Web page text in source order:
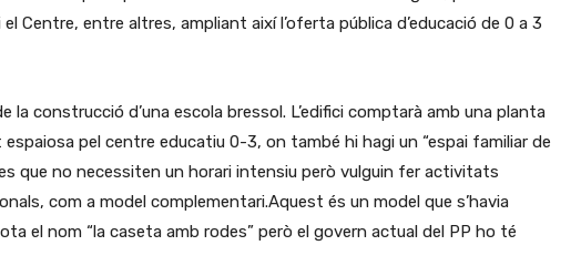
Centre, entre altres, ampliant així l’oferta pública d’educació de 0 a 3
la construcció d’una escola bressol. L’edifici comptarà amb una planta
pel centre educatiu 0-3, on també hi hagi un “espai familiar de
que no necessiten un horari intensiu però vulguin fer activitats
com a model complementari.Aquest és un model que s’havia
el nom “la caseta amb rodes” però el govern actual del PP ho té